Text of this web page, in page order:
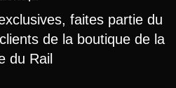
faites partie du
de la boutique de la
du Rail